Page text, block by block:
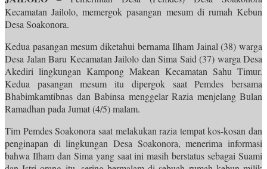
Kecamatan Jailolo, memergok pasangan mesum di rumah Kebun
Desa Soakonora.
Kedua pasangan mesum diketahui bernama Ilham Jainal (38) warga
Desa Jalan Baru Kecamatan Jailolo dan Sima Said (37) warga Desa
Akediri lingkungan Kampong Makean Kecamatan Sahu Timur.
Kedua pasangan mesum itu dipergok saat Pemdes bersama
Bhabimkamtibnas dan Babinsa menggelar Razia menjelang Bulan
Ramadhan pada Jumat (4/5) malam.
Tim Pemdes Soakonora saat melakukan razia tempat kos-kosan dan
penginapan di lingkungan Desa Soakonora, menerima informasi
bahwa Ilham dan Sima yang saat ini masih berstatus sebagai Suami